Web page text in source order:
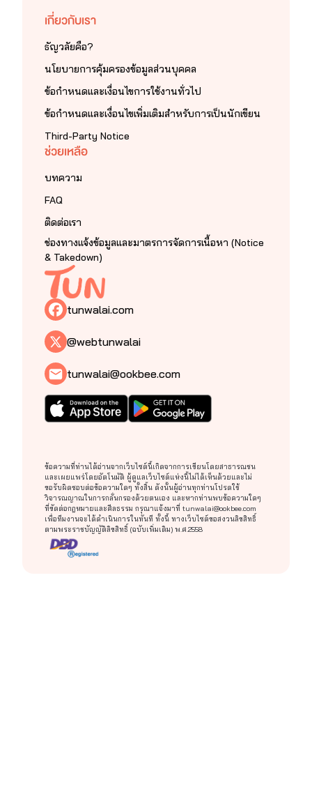
เกี่ยวกับเรา
ธัญวลัยคือ?
นโยบายการคุ้มครองข้อมูลส่วนบุคคล
ข้อกำหนดและเงื่อนไขการใช้งานทั่วไป
ข้อกำหนดและเงื่อนไขเพิ่มเติมสำหรับการเป็นนักเขียน
Third-Party Notice
ช่วยเหลือ
บทความ
FAQ
ติดต่อเรา
ช่องทางแจ้งข้อมูลและมาตรการจัดการเนื้อหา (Notice
& Takedown)
tunwalai.com
@webtunwalai
tunwalai@ookbee.com
ข้อความที่ท่านได้อ่านจากเว็บไซต์นี้เกิดจากการเขียนโดยสาธารณชน
และเผยแพร่โดยอัตโนมัติ ผู้ดูแลเว็บไซต์แห่งนี้ไม่ได้เห็นด้วยและไม่
ขอรับผิดชอบต่อข้อความใดๆ ทั้งสิ้น ดังนั้นผู้อ่านทุกท่านโปรดใช้
วิจารณญาณในการกลั่นกรองด้วยตนเอง และหากท่านพบข้อความใดๆ
ที่ขัดต่อกฎหมายและศีลธรรม กรุณาแจ้งมาที่ tunwalai@ookbee.com
เพื่อทีมงานจะได้ดำเนินการในทันที ทั้งนี้ ทางเว็บไซต์ขอสงวนลิขสิทธิ์
ตามพระราชบัญญัติลิขสิทธิ์ (ฉบับเพิ่มเติม) พ.ศ.2558